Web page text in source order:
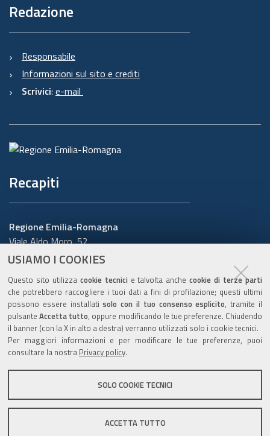
USIAMO I COOKIES
Questo sito utilizza cookie tecnici e talvolta anchecookie di terze parti
che potrebbero raccogliere i tuoi dati a fini di profilazione; questi ultimi
possono essere installatisolo con il tuo consenso esplicito, tramite il
pulsanteAccetta tutto, oppure modificando le tue preferenze. Chiudendo
il banner (con la X in alto a destra) verranno utilizzati solo i cookie tecnici.
Per maggiori informazioni e per modificare le tue preferenze, puoi
consultare la nostra Privacy policy.
SOLO COOKIE TECNICI
ACCETTA TUTTO
Redazione
Responsabile
Informazioni sul sito e crediti
Scrivici: e-mail
Recapiti
Regione Emilia-Romagna
Viale Aldo Moro, 52
40127 Bologna
Cerca telefoni o indirizzi
URP
www.regione.emilia-romagna.it/urp